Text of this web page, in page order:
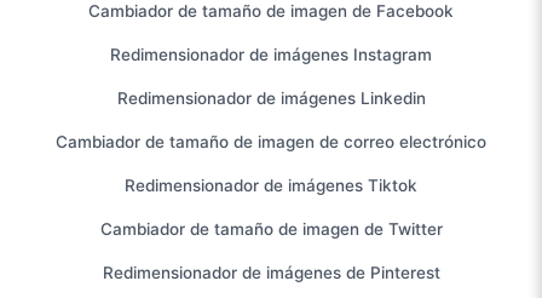
Cambiador de tamaño de imagen de Facebook
Redimensionador de imágenes Instagram
Redimensionador de imágenes Linkedin
Cambiador de tamaño de imagen de correo electrónico
Redimensionador de imágenes Tiktok
Cambiador de tamaño de imagen de Twitter
Redimensionador de imágenes de Pinterest